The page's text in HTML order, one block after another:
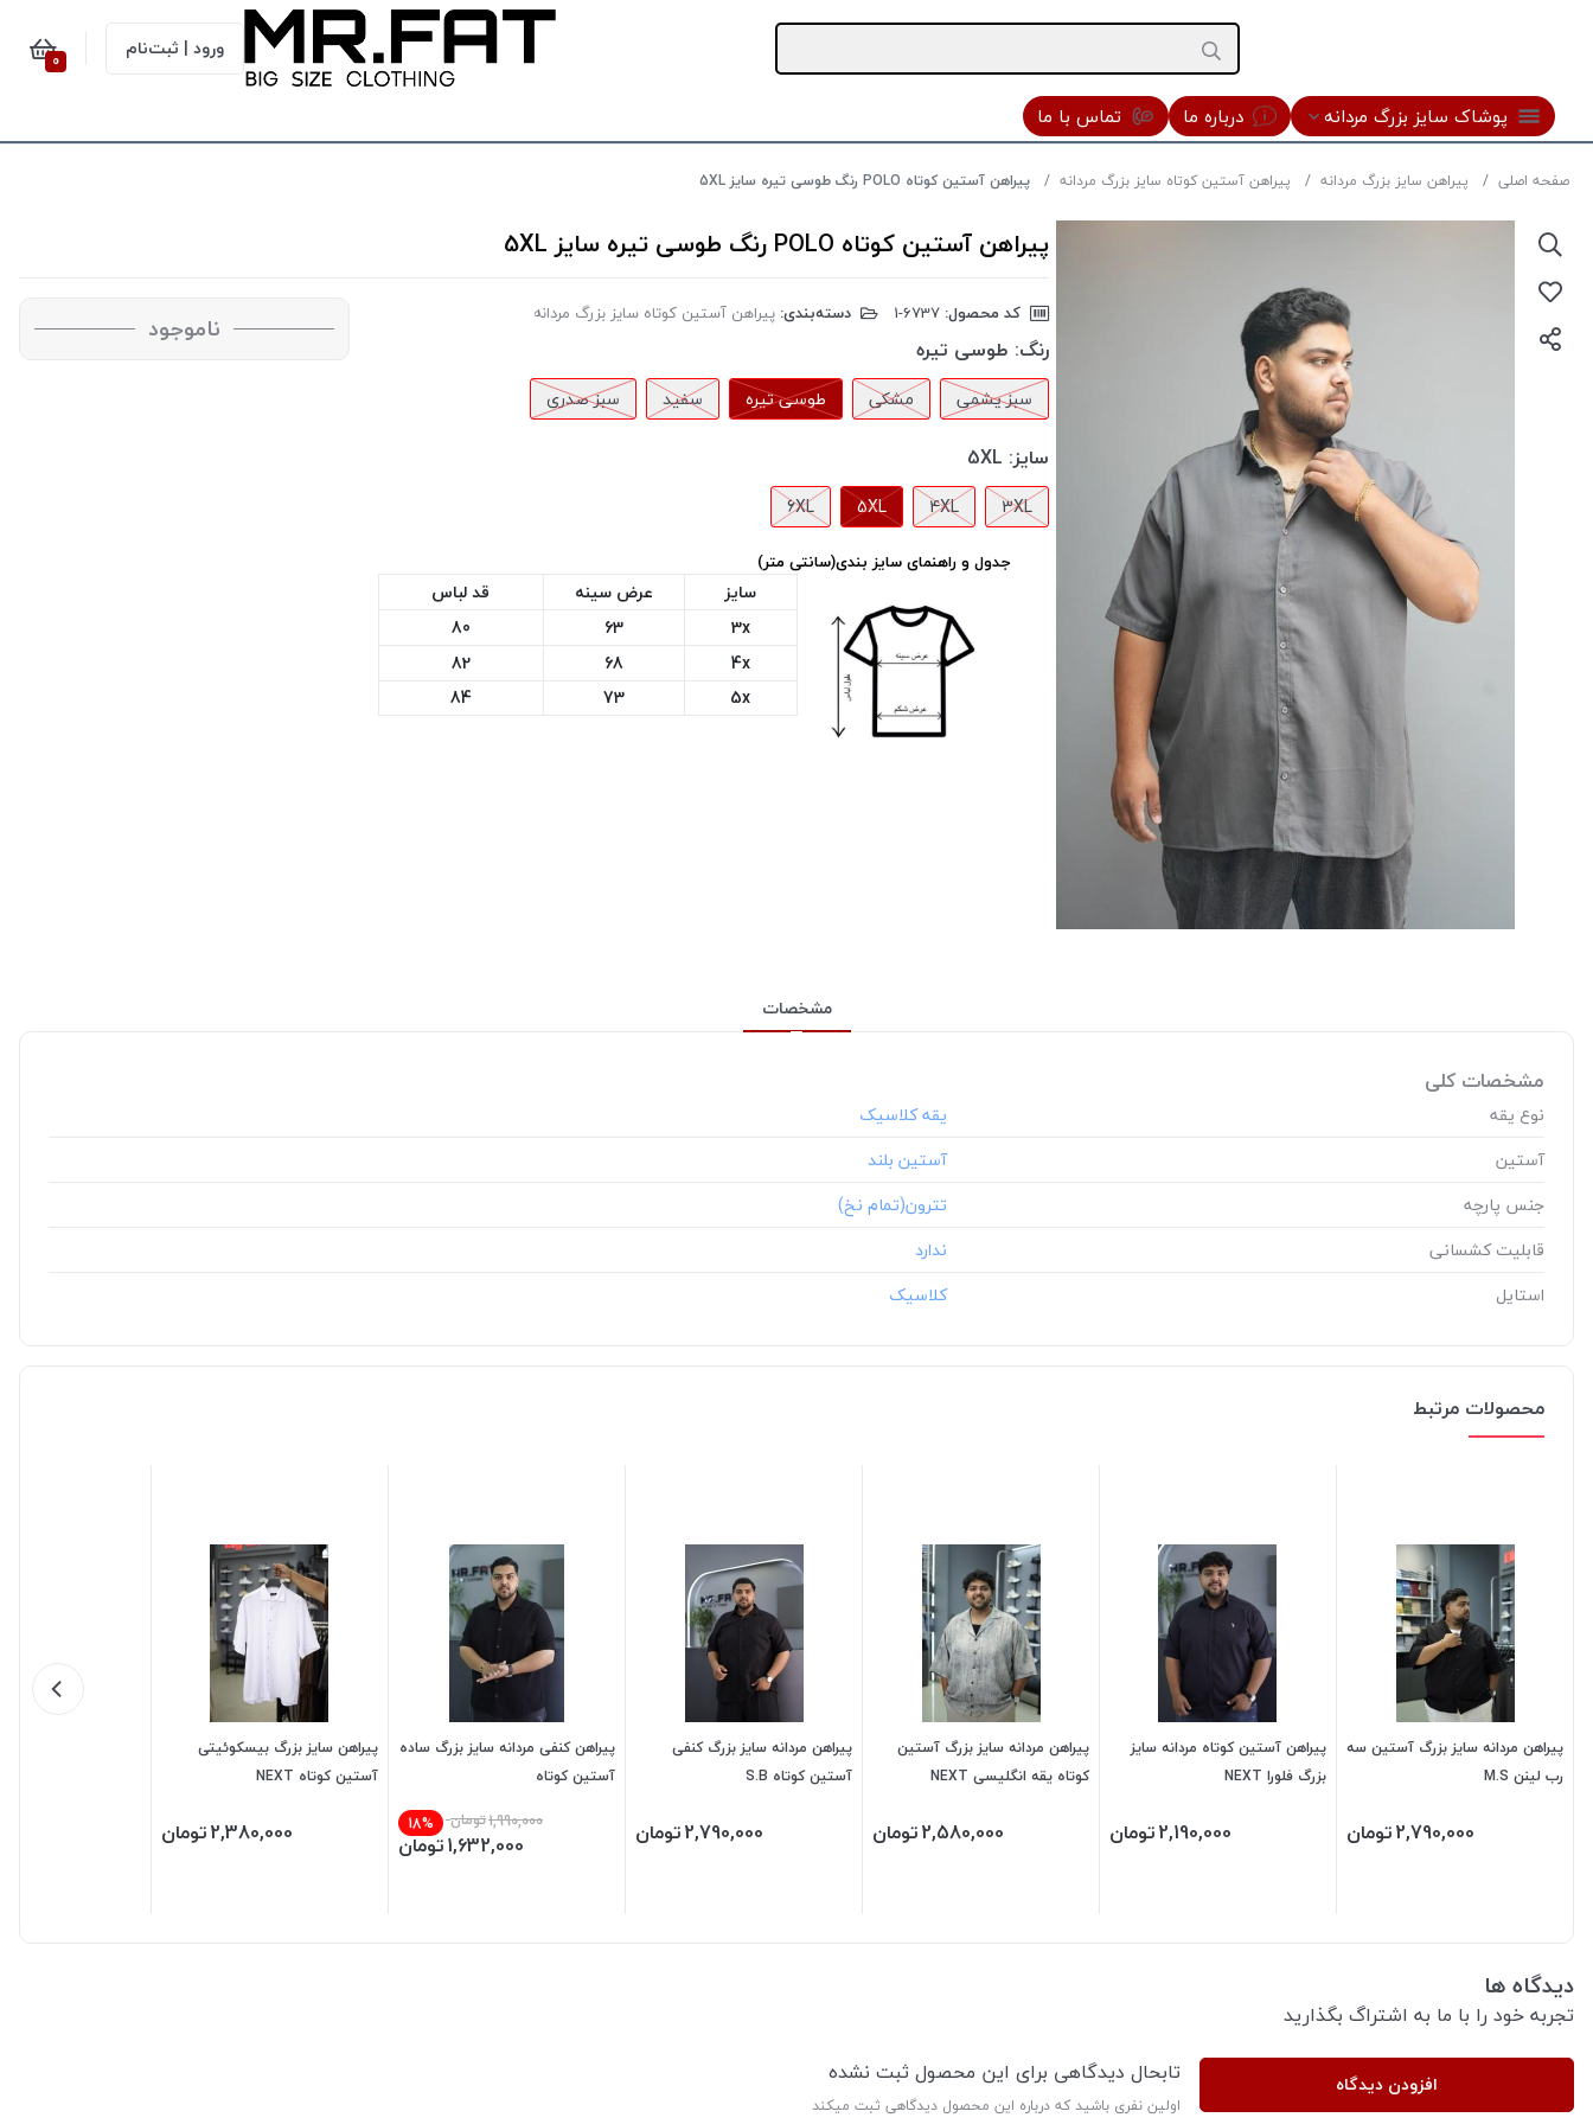
ورود | ثبت‌نام 0
پوشاک سایز بزرگ مردانه درباره ما تماس با ما
صفحه اصلی پیراهن سایز بزرگ مردانه پیراهن آستین کوتاه سایز بزرگ مردانه پیراهن آستین کوتاه POLO رنگ طوسی تیره سایز 5XL
پیراهن آستین کوتاه POLO رنگ طوسی تیره سایز 5XL
کد محصول: دسته‌بندی: پیراهن آستین کوتاه سایز بزرگ مردانه
رنگ: طوسی تیره
سبز یشمی مشکی طوسی تیره سفید سبز صدری
سایز: 5XL
3XL
4XL
5XL
6XL
جدول و راهنمای سایز بندی(سانتی متر)
سایز عرض سینه
قد لباس
3x
63
80
4x
68
82
5x
73
84
ناموجود
مشخصات
مشخصات کلی
نوع یقه
آستین
جنس پارچه
قابلیت کشسانی
استایل
محصولات مرتبط
پیراهن مردانه سایز بزرگ آستین سه
رب لینن M.S
2,790,000تومان
پیراهن آستین کوتاه مردانه سایز
بزرگ فلورا NEXT
2,190,000تومان
پیراهن مردانه سایز بزرگ آستین
کوتاه یقه انگلیسی NEXT
2,580,000تومان
پیراهن مردانه سایز بزرگ کنفی
آستین کوتاه S.B
2,790,000تومان
پیراهن کنفی مردانه سایز بزرگ ساده
آستین کوتاه
1,990,000تومان 18%
1,632,000تومان
پیراهن سایز بزرگ بیسکوئیتی
آستین کوتاه NEXT
2,380,000تومان
دیدگاه ها
تجربه خود را با ما به اشتراگ بگذارید
افزودن دیدگاه تابحال دیدگاهی برای این محصول ثبت نشده
اولین نفری باشید که درباره این محصول دیدگاهی ثبت میکند